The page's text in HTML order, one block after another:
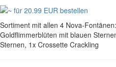
Sortiment mit allen 4 Nova-
Goldflimmerblüten mit blauen
Sternen, 1x Crossette Crackling